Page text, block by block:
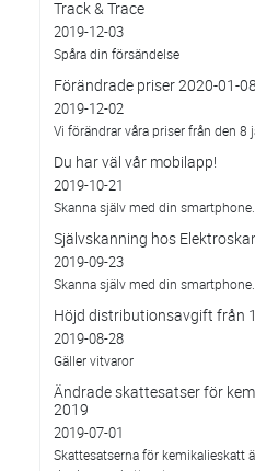
Track & Trace
2019-12-03
Spåra din försändelse
Förändrade priser 2020-01-08
2019-12-02
Vi förändrar våra priser från den 8
Du har väl vår mobilapp!
2019-10-21
Skanna själv med din smartphone.
Självskanning hos
2019-09-23
Skanna själv med din smartphone.
Höjd distributionsavgift från
2019-08-28
Gäller vitvaror
Ändrade skattesatser för
2019
2019-07-01
Skattesatserna för kemikalieskatt